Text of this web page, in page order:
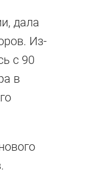
дала
Из-
с 90
в